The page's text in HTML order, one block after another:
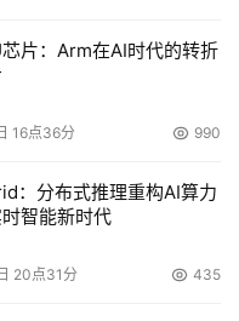
务部门副总裁Pete
够将行业首款通用串行
对高性能数据中心应用
片：Arm在AI时代的转折
16点36分 990
：分布式推理重构AI算力
智能新时代
20点31分 435